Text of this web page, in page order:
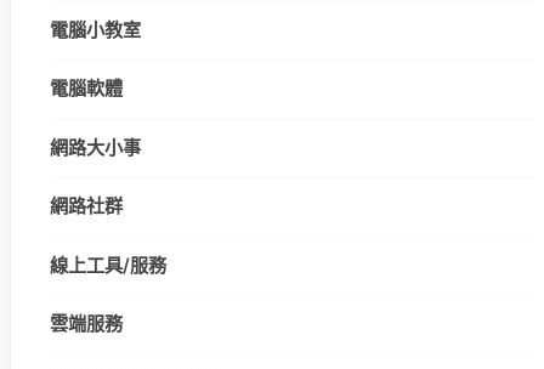
電腦小教室
電腦軟體
網路大小事
網路社群
線上工具/服務
雲端服務